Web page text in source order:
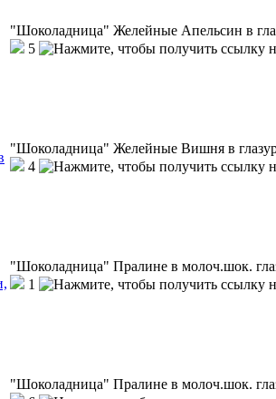
"Шоколадница" Желейные Апельсин в
5
"Шоколадница" Желейные Вишня в
4
"Шоколадница" Пралине в молоч.шок.
1
"Шоколадница" Пралине в молоч.шок.